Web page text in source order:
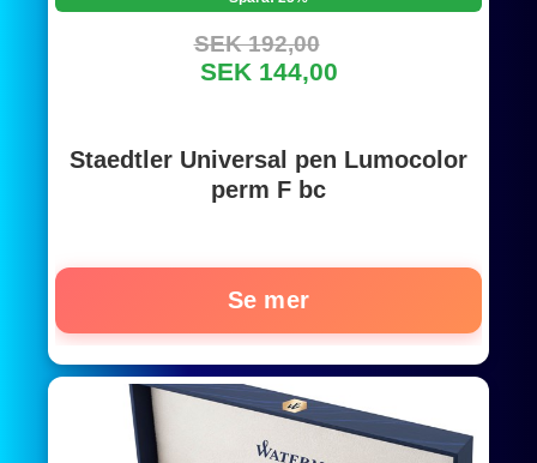
SEK 192,00
SEK 144,00
Staedtler Universal pen Lumocolor
perm F bc
Se mer